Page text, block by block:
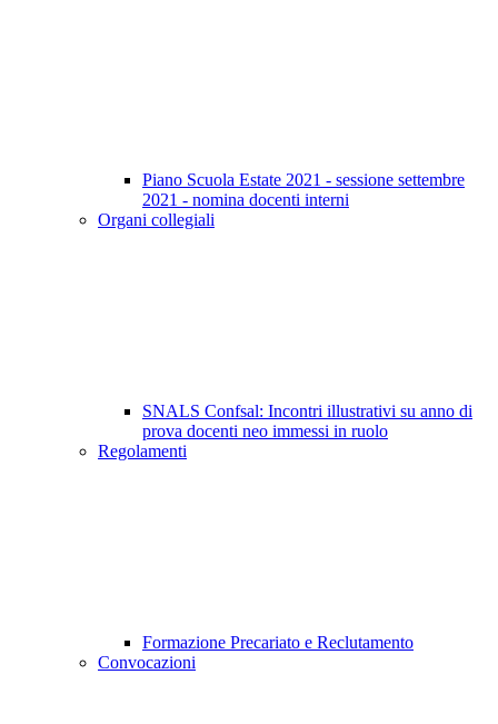
Piano Scuola Estate 2021 - sessione settembre
2021 - nomina docenti interni
Organi collegiali
SNALS Confsal: Incontri illustrativi su anno di
prova docenti neo immessi in ruolo
Regolamenti
Formazione Precariato e Reclutamento
Convocazioni